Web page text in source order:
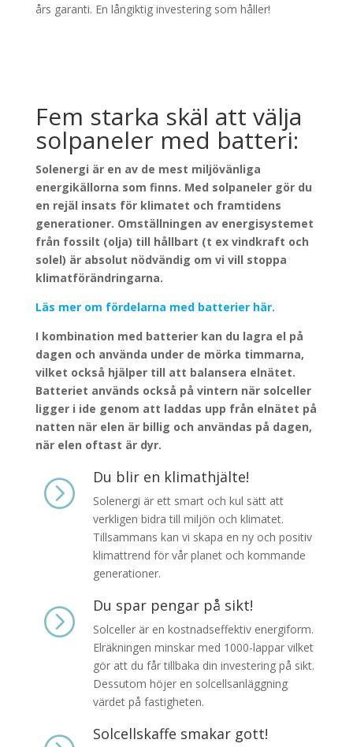
års garanti. En långiktig investering som håller!
Fem starka skäl att välja
solpaneler med batteri:
Solenergi är en av de mest miljövänliga
energikällorna som finns. Med solpaneler gör du
en rejäl insats för klimatet och framtidens
generationer. Omställningen av energisystemet
från fossilt (olja) till hållbart (t ex vindkraft och
solel) är absolut nödvändig om vi vill stoppa
klimatförändringarna.
Läs mer om fördelarna med batterier här.
I kombination med batterier kan du lagra el på
dagen och använda under de mörka timmarna,
vilket också hjälper till att balansera elnätet.
Batteriet används också på vintern när solceller
ligger i ide genom att laddas upp från elnätet på
natten när elen är billig och användas på dagen,
när elen oftast är dyr.
= Du blir en klimathjälte!
Solenergi är ett smart och kul sätt att
verkligen bidra till miljön och klimatet.
Tillsammans kan vi skapa en ny och positiv
klimattrend för vår planet och kommande
generationer.
= Du spar pengar på sikt!
Solceller är en kostnadseffektiv energiform.
Elräkningen minskar med 1000-lappar vilket
gör att du får tillbaka din investering på sikt.
Dessutom höjer en solcellsanläggning
värdet på fastigheten.
Solcellskaffe smakar gott!